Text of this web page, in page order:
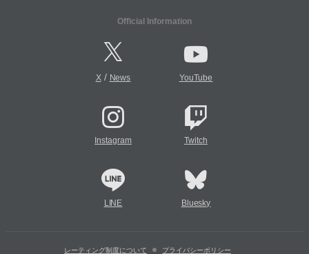
Official Information
X/ News YouTube
Instagram Twitch
LINE Bluesky
レーティング制度について プライバシーポリシー